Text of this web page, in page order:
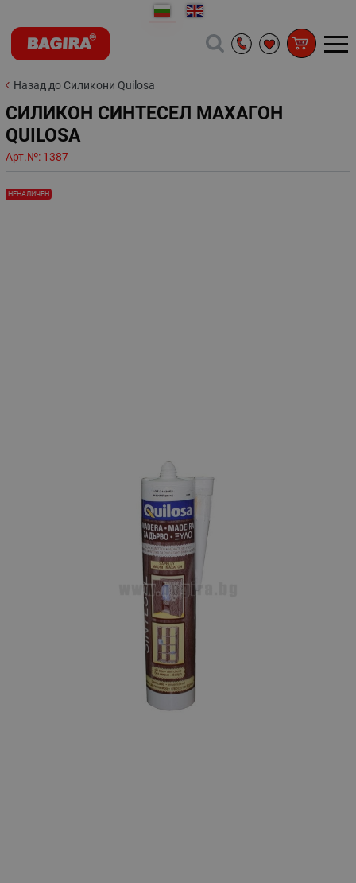
Назад до Силикони Quilosa
СИЛИКОН СИНТЕСЕЛ МАХАГОН
QUILOSA
Арт.№: 1387
НЕНАЛИЧЕН